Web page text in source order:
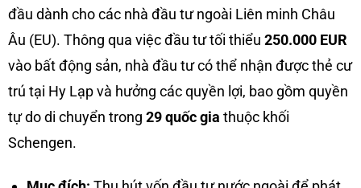
đầu dành cho các nhà đầu tư ngoài Liên minh Châu
Âu (EU). Thông qua việc đầu tư tối thiểu 250.000 EUR
vào bất động sản, nhà đầu tư có thể nhận được thẻ cư
trú tại Hy Lạp và hưởng các quyền lợi, bao gồm quyền
tự do di chuyển trong 29 quốc gia thuộc khối
Schengen.